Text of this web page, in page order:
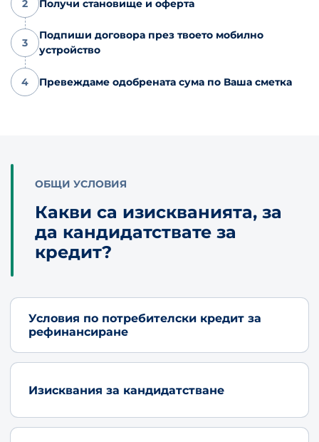
2
3
4
Получи становище и оферта
Подпиши договора през твоето мобилно
устройство
Превеждаме одобрената сума по Ваша сметка
ОБЩИ УСЛОВИЯ
Какви са изискванията, за
да кандидатствате за
кредит?
Условия по потребителски кредит за
рефинансиране
Изисквания за кандидатстване